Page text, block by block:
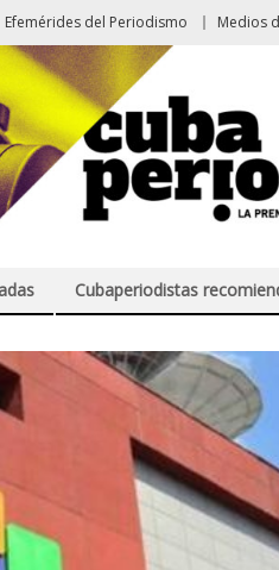
Efemérides del Periodismo Medios
Cubaperiodistas